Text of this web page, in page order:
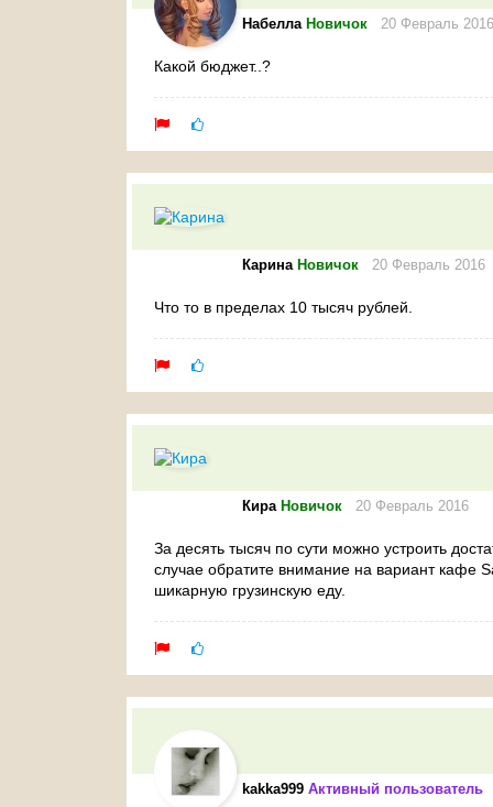
Набелла Новичок 20 Февраль 2016
Какой бюджет..?
Карина Новичок 20 Февраль 2016
Что то в пределах 10 тысяч рублей.
Кира Новичок 20 Февраль 2016
За десять тысяч по сути можно устроить
случае обратите внимание на вариант кафе
шикарную грузинскую еду.
kakka999 Активный пользователь